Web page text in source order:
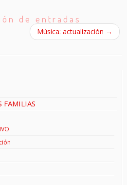
de entradas
Música: actualización →
FAMILIAS